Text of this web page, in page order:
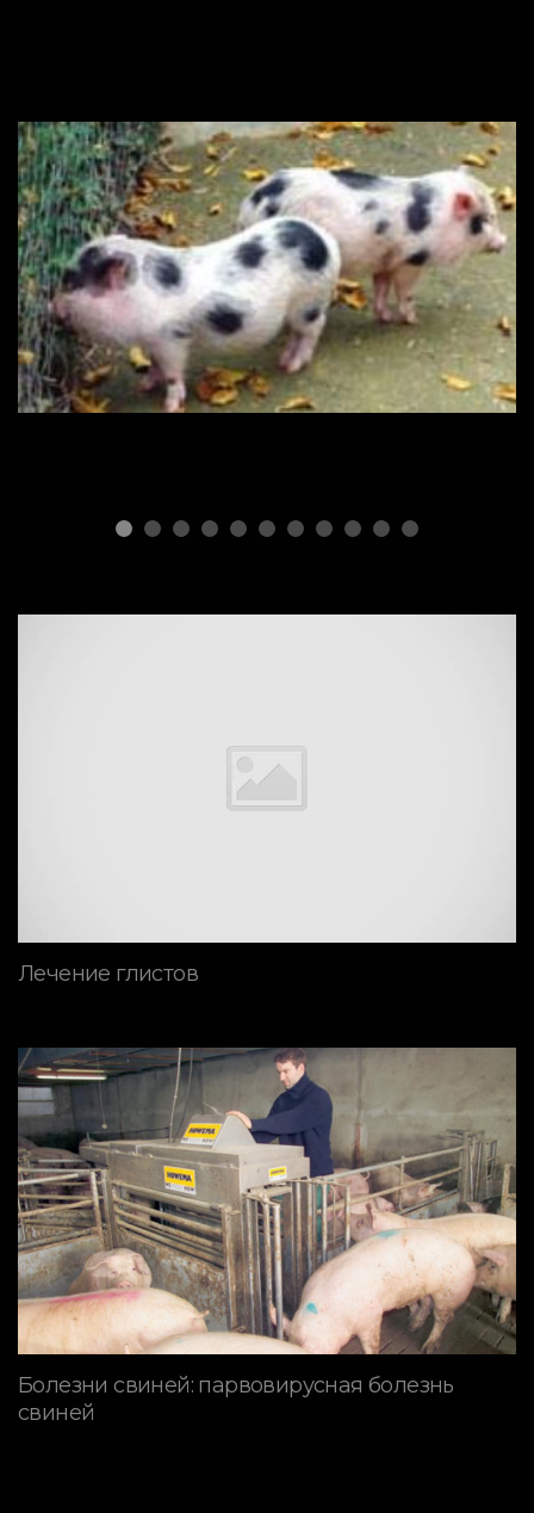
ПОРОДЫ СВИНЕЙ
Мини пиги
Лечение глистов
Болезни свиней: парвовирусная болезнь
свиней